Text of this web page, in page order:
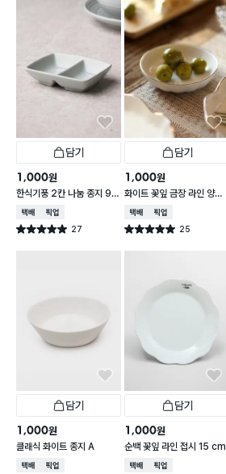
담기
1,000원
한식기풍 2칸 나눔 종지 9 c
m
택배배송매장픽업
별점 5.0점 27
건 작성
담기
1,000원
화이트 꽃잎 금장 라인 양각
종지 10 cm
택배배송매장픽업
별점 5.0점 25
건 작성
담기
1,000원
클래식 화이트 종지 A
택배배송매장픽업
담기
1,000원
순백 꽃잎 라인 접시 15 cm
택배배송매장픽업